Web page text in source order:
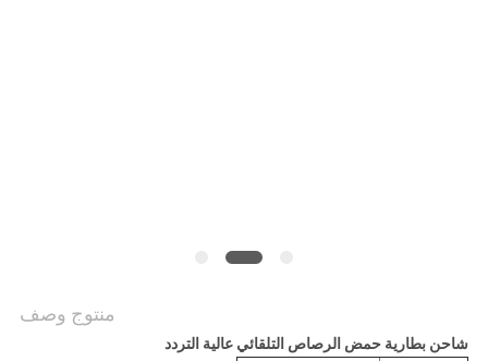
منتوج وصف
شاحن بطارية حمض الرصاص التلقائي عالية التردد